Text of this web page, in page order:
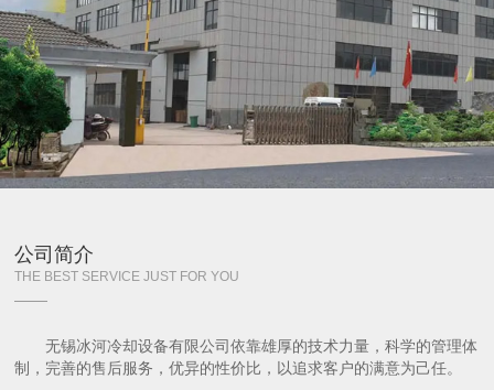
公司简介
THE BEST SERVICE JUST FOR YOU
无锡冰河冷却设备有限公司依靠雄厚的技术力量，科学的管理体
制，完善的售后服务，优异的性价比，以追求客户的满意为己任。